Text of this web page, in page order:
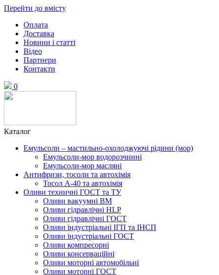
Перейти до вмісту
Оплата
Доставка
Новини і статті
Відео
Партнери
Контакти
0
Каталог
Емульсоли – мастильно-охолоджуючі рідини (мор)
Емульсоли-мор водорозчинні
Емульсоли-мор масляні
Антифризи, тосоли та автохімія
Тосол А-40 та автохімія
Оливи техничні ГОСТ та ТУ
Оливи вакуумні ВМ
Оливи гідравлічні HLP
Оливи гідравлічні ГОСТ
Оливи індустріальні ІГП та ІНСП
Оливи індустріальні ГОСТ
Оливи компресорні
Оливи консерваційні
Оливи моторні автомобільні
Оливи моторні ГОСТ